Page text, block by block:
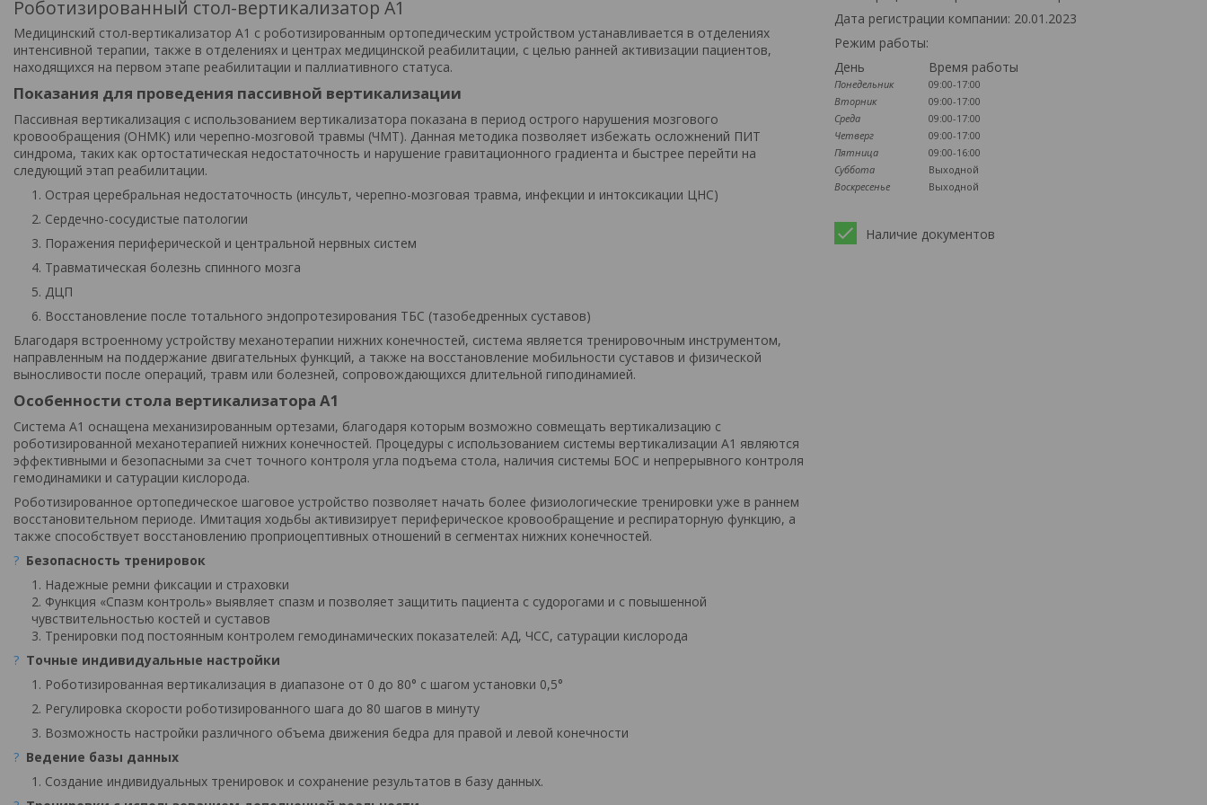
Роботизированный стол-вертикализатор А1
Медицинский стол-вертикализатор А1 с роботизированным ортопедическим устройством устанавливается в отделениях
интенсивной терапии, также в отделениях и центрах медицинской реабилитации, с целью ранней активизации пациентов,
находящихся на первом этапе реабилитации и паллиативного статуса.
Показания для проведения пассивной вертикализации
Пассивная вертикализация с использованием вертикализатора показана в период острого нарушения мозгового
кровообращения (ОНМК) или черепно-мозговой травмы (ЧМТ). Данная методика позволяет избежать осложнений ПИТ
синдрома, таких как ортостатическая недостаточность и нарушение гравитационного градиента и быстрее перейти на
следующий этап реабилитации.
Острая церебральная недостаточность (инсульт, черепно-мозговая травма, инфекции и интоксикации ЦНС)
Сердечно-сосудистые патологии
Поражения периферической и центральной нервных систем
Травматическая болезнь спинного мозга
ДЦП
Восстановление после тотального эндопротезирования ТБС (тазобедренных суставов)
Благодаря встроенному устройству механотерапии нижних конечностей, система является тренировочным инструментом,
направленным на поддержание двигательных функций, а также на восстановление мобильности суставов и физической
выносливости после операций, травм или болезней, сопровождающихся длительной гиподинамией.
Особенности стола вертикализатора А1
Система А1 оснащена механизированным ортезами, благодаря которым возможно совмещать вертикализацию с
роботизированной механотерапией нижних конечностей. Процедуры с использованием системы вертикализации А1 являются
эффективными и безопасными за счет точного контроля угла подъема стола, наличия системы БОС и непрерывного контроля
гемодинамики и сатурации кислорода.
Роботизированное ортопедическое шаговое устройство позволяет начать более физиологические тренировки уже в раннем
восстановительном периоде. Имитация ходьбы активизирует периферическое кровообращение и респираторную функцию, а
также способствует восстановлению проприоцептивных отношений в сегментах нижних конечностей.
? Безопасность тренировок
Надежные ремни фиксации и страховки
Функция «Спазм контроль» выявляет спазм и позволяет защитить пациента с судорогами и с повышенной
чувствительностью костей и суставов
Тренировки под постоянным контролем гемодинамических показателей: АД, ЧСС, сатурации кислорода
? Точные индивидуальные настройки
Роботизированная вертикализация в диапазоне от 0 до 80° с шагом установки 0,5°
Регулировка скорости роботизированного шага до 80 шагов в минуту
Возможность настройки различного объема движения бедра для правой и левой конечности
? Ведение базы данных
Создание индивидуальных тренировок и сохранение результатов в базу данных.
Дата регистрации компании: 20.01.2023
Режим работы:
День
Время работы
Понедельник
09:00-17:00
Вторник
09:00-17:00
Среда
09:00-17:00
Четверг
09:00-17:00
Пятница
09:00-16:00
Суббота
Выходной
Воскресенье
Выходной
Наличие документов